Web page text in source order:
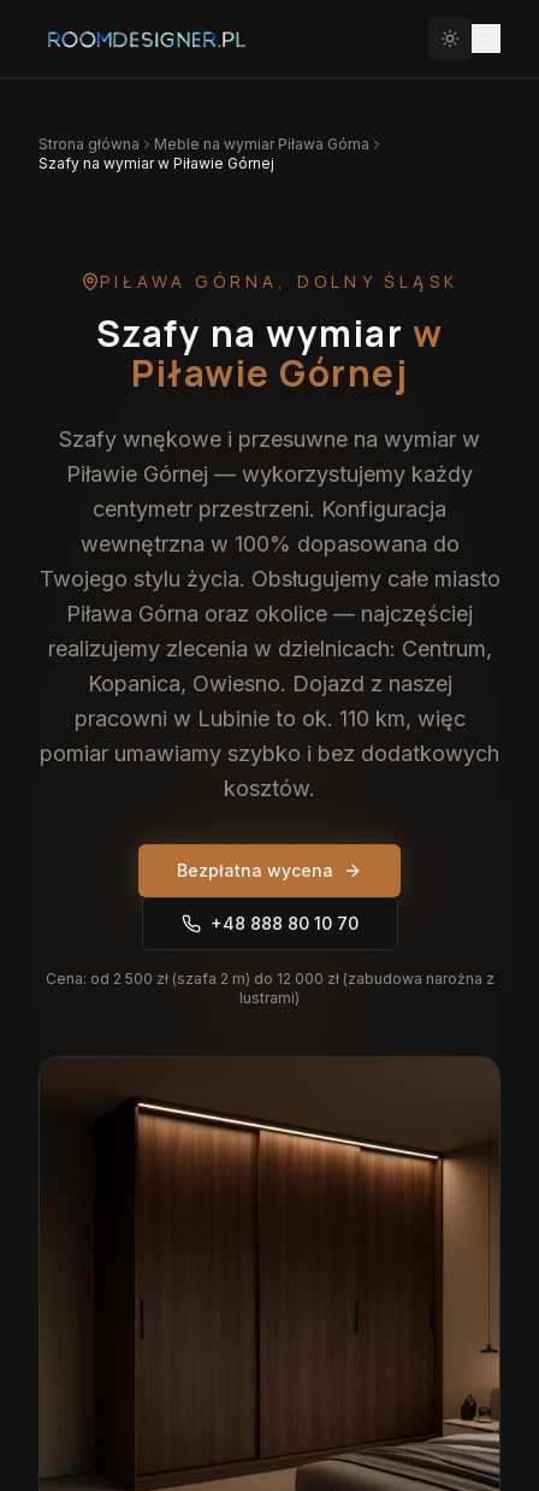
Strona główna Meble na wymiar Piława Górna
Szafy na wymiar w Piławie Górnej
PIŁAWA GÓRNA , DOLNY ŚLĄSK
Szafy na wymiar w
Piławie Górnej
Szafy wnękowe i przesuwne na wymiar w
Piławie Górnej — wykorzystujemy każdy
centymetr przestrzeni. Konfiguracja
wewnętrzna w 100% dopasowana do
Twojego stylu życia. Obsługujemy całe miasto
Piława Górna oraz okolice — najczęściej
realizujemy zlecenia w dzielnicach: Centrum,
Kopanica, Owiesno. Dojazd z naszej
pracowni w Lubinie to ok. 110 km, więc
pomiar umawiamy szybko i bez dodatkowych
kosztów.
Bezpłatna wycena
+48 888 80 10 70
Cena: od 2 500 zł (szafa 2 m) do 12 000 zł (zabudowa narożna z
lustrami)